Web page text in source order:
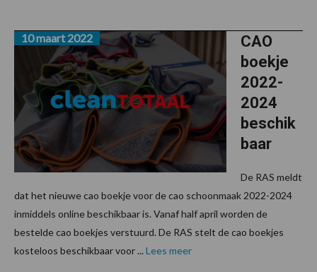
CAO
boekje
2022-
2024
beschik
baar
10 maart 2022
De RAS meldt
dat het nieuwe cao boekje voor de cao schoonmaak 2022-2024
inmiddels online beschikbaar is. Vanaf half april worden de
bestelde cao boekjes verstuurd. De RAS stelt de cao boekjes
kosteloos beschikbaar voor ...Lees meer